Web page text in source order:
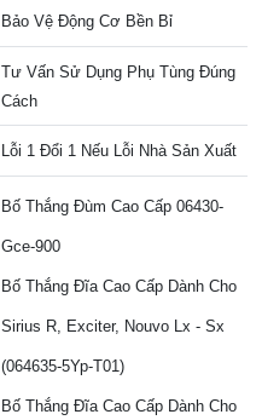
Bảo Vệ Động Cơ Bền Bỉ
Tư Vấn Sử Dụng Phụ Tùng Đúng
Cách
Lỗi 1 Đổi 1 Nếu Lỗi Nhà Sản Xuất
Bố Thắng Đùm Cao Cấp 06430-
Gce-900
Bố Thắng Đĩa Cao Cấp Dành Cho
Sirius R, Exciter, Nouvo Lx - Sx
(064635-5Yp-T01)
Bố Thắng Đĩa Cao Cấp Dành Cho